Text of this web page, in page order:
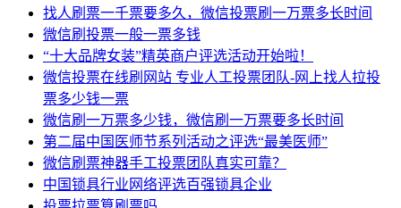
找人刷票一千票要多久，微信投票刷一万票多长时间
微信刷投票一般一票多钱
“十大品牌女装”精英商户评选活动开始啦！
微信投票在线刷网站 专业人工投票团队-网上找人拉投
票多少钱一票
微信刷一万票多少钱，微信刷一万票要多长时间
第二届中国医师节系列活动之评选“最美医师”
微信刷票神器手工投票团队真实可靠？
中国锁具行业网络评选百强锁具企业